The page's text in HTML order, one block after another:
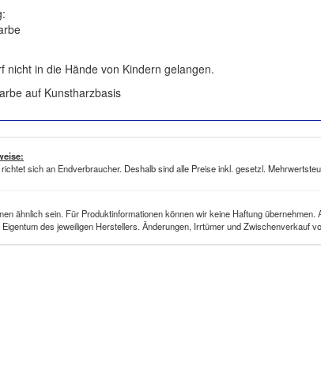
nicht in die Hände von Kindern gelangen.
auf Kunstharzbasis
sich an Endverbraucher. Deshalb sind alle Preise inkl. gesetzl.
ähnlich sein. Für Produktinformationen können wir keine Haftung
des jeweiligen Herstellers. Änderungen, Irrtümer und Zwischenverkauf